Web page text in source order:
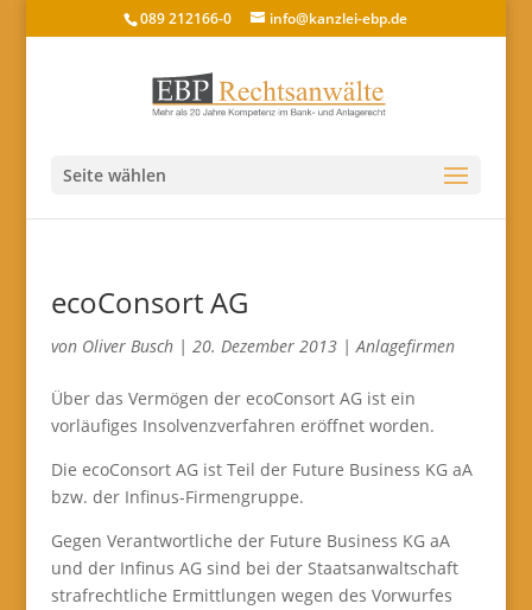
089 212166-0 info@kanzlei-ebp.de
Seite wählen
ecoConsort AG
von Oliver Busch| 20. Dezember 2013|Anlagefirmen
Über das Vermögen der ecoConsort AG ist ein
vorläufiges Insolvenzverfahren eröffnet worden.
Die ecoConsort AG ist Teil der Future Business KG aA
bzw. der Infinus-Firmengruppe.
Gegen Verantwortliche der Future Business KG aA
und der Infinus AG sind bei der Staatsanwaltschaft
strafrechtliche Ermittlungen wegen des Vorwurfes